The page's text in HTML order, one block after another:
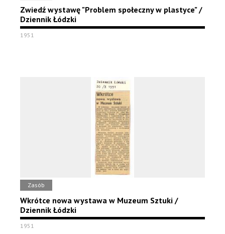
Zwiedź wystawę "Problem społeczny w plastyce" /
Dziennik Łódzki
1951
Zasób
Wkrótce nowa wystawa w Muzeum Sztuki /
Dziennik Łódzki
1951